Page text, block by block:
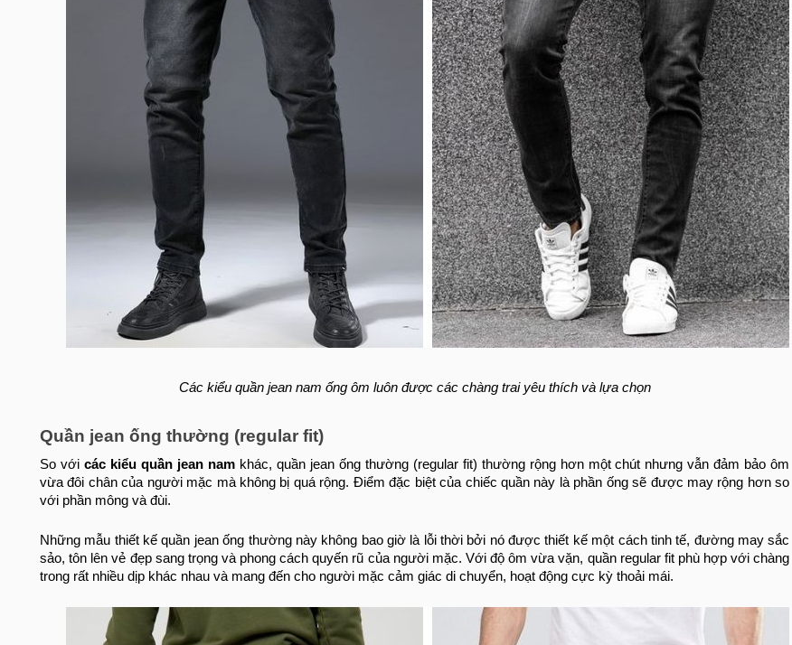
Các kiểu quần jean nam ống ôm luôn được các chàng trai yêu thích và lựa chọn
Quần jean ống thường (regular fit)
So với các kiểu quần jean namkhác, quần jean ống thường (regular fit) thường rộng hơn một chút nhưng vẫn đảm bảo ôm
vừa đôi chân của người mặc mà không bị quá rộng. Điểm đặc biệt của chiếc quần này là phần ống sẽ được may rộng hơn so
với phần mông và đùi.
Những mẫu thiết kế quần jean ống thường này không bao giờ là lỗi thời bởi nó được thiết kế một cách tinh tế, đường may sắc
sảo, tôn lên vẻ đẹp sang trọng và phong cách quyến rũ của người mặc. Với độ ôm vừa vặn, quần regular fit phù hợp với chàng
trong rất nhiều dịp khác nhau và mang đến cho người mặc cảm giác di chuyển, hoạt động cực kỳ thoải mái.